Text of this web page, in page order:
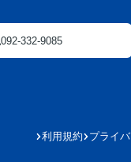
092-332-9085
利用規約 プライ